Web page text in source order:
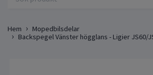
Hem
Mopedbilsdelar
Backspegel Vänster högglans - Ligier JS60/